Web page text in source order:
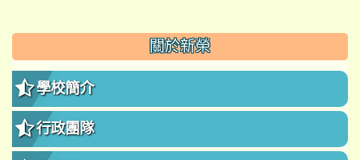
::: 關於新榮
學校簡介
行政團隊